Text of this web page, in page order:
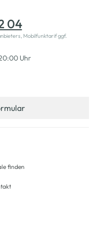
04
Mobilfunktarif ggf.
Uhr
finden